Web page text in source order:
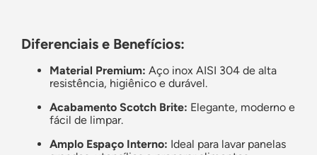
Diferenciais e Benefícios:
Material Premium: Aço inox AISI 304 de alta
resistência, higiênico e durável.
Acabamento Scotch Brite: Elegante, moderno e
fácil de limpar.
Amplo Espaço Interno: Ideal para lavar panelas